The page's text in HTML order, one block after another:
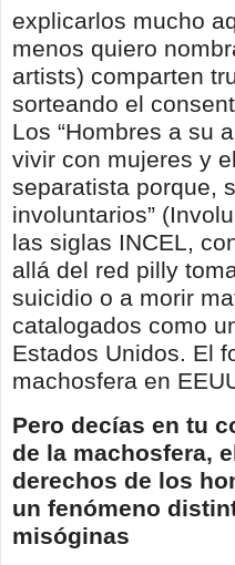
explicarlos mucho
menos quiero
artists) comparten
sorteando el
Los “Hombres a su
vivir con mujeres y
separatista porque,
involuntarios”
las siglas INCEL,
allá del red pilly
suicidio o a morir
catalogados como
Estados Unidos. El
machosfera en
Pero decías en tu
de la machosfera,
derechos de los
un fenómeno
misóginas